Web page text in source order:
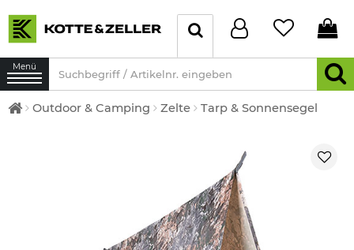
Menü
Outdoor & Camping Zelte Tarp & Sonnensegel